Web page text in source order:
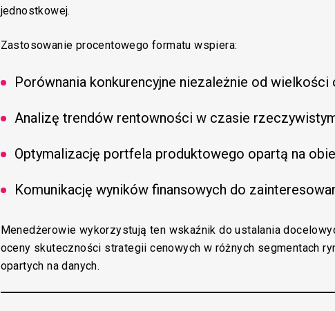
jednostkowej.
Zastosowanie procentowego formatu wspiera:
Porównania konkurencyjne niezależnie od wielkości
Analizę trendów rentowności w czasie
Optymalizację portfela produktowego opartą na
Komunikację wyników finansowych do
Menedżerowie wykorzystują ten wskaźnik do ustalania
oceny skuteczności strategii cenowych w różnych segmentach
opartych na danych.